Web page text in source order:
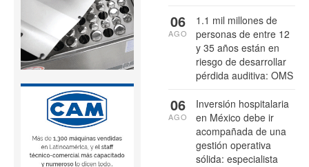
1.1 mil millones de
personas de entre 12
y 35 años están en
riesgo de desarrollar
pérdida auditiva: OMS
06
AGO
Inversión hospitalaria
en México debe ir
acompañada de una
gestión operativa
sólida: especialista
06
AGO